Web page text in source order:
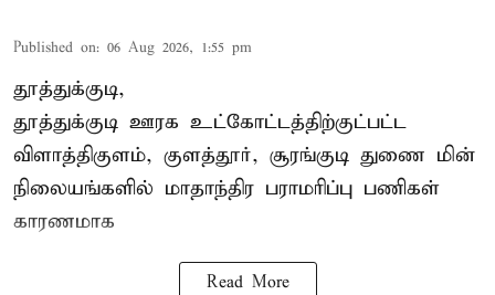
Published on: 06 Aug 2026, 1:55 pm
தூத்துக்குடி,
தூத்துக்குடி ஊரக உட்கோட்டத்திற்குட்பட்ட
விளாத்திகுளம், குளத்தூர், சூரங்குடி துணை மின்
நிலையங்களில் மாதாந்திர பராமரிப்பு பணிகள்
காரணமாக
Read More